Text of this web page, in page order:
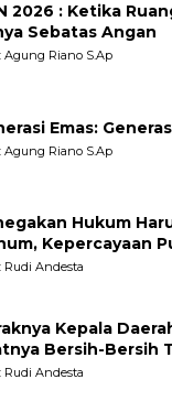
2026 : Ketika
Sebatas Angan
Agung Riano S.Ap
Emas:
Agung Riano S.Ap
Hukum
Kepercayaan
Rudi Andesta
Kepala
Bersih-Bersih
Rudi Andesta